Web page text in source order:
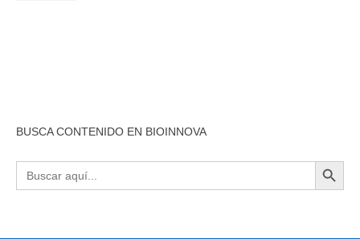
BUSCA CONTENIDO EN BIOINNOVA
Buscar: BOTÓN DE